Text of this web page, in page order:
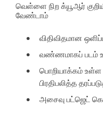
வெள்ளை நிற க்யூஆர்
வேண்டாம்
விதிவிதமான
வண்ணமாகப் படம்
பொறியாக்கம் உள்ள
பிரதிபலித்த
அசைவு பட்ஜெட்